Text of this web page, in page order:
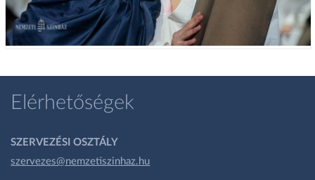
Elérhetőségek
SZERVEZÉSI OSZTÁLY
szervezes@nemzetiszinhaz.hu